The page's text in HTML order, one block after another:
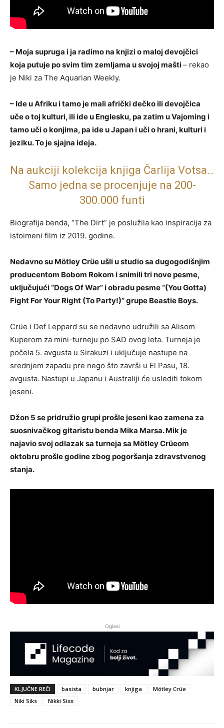
– Moja supruga i ja radimo na knjizi o maloj devojčici
koja putuje po svim tim zemljama u svojoj mašti– rekao
je Niki za The Aquarian Weekly.
– Ide u Afriku i tamo je mali afrički dečko ili devojčica
uče o toj kulturi, ili ide u Englesku, pa zatim u Vajoming i
tamo uči o konjima, pa ide u Japan i uči o hrani, kulturi i
jeziku. To je sjajna ideja.
Na aukciji kolekcija knjiga Čarlija Votsa…
Samo jedna se procenjuje na 200-
300.000 funti
Biografija benda, “The Dirt” je poslužila kao inspiracija za
istoimeni film iz 2019. godine.
Nedavno su Mötley Crüe ušli u studio sa dugogodišnjim
producentom Bobom Rokom i snimili tri nove pesme,
uključujući “Dogs Of War” i obradu pesme “(You Gotta)
Fight For Your Right (To Party!)” grupe Beastie Boys.
Crüe i Def Leppard su se nedavno udružili sa Alisom
Kuperom za mini-turneju po SAD ovog leta. Turneja je
počela 5. avgusta u Sirakuzi i uključuje nastupe na
srednjem zapadu pre nego što završi u El Pasu, 18.
avgusta. Nastupi u Japanu i Australiji će uslediti tokom
jeseni.
Džon 5 se pridružio grupi prošle jeseni kao zamena za
suosnivačkog gitaristu benda Mika Marsa. Mik je
najavio svoj odlazak sa turneja sa Mötley Crüeom
oktobru prošle godine zbog pogoršanja zdravstvenog
stanja.
Oglasi
KLJUČNE REČI basista bubnjar knjiga
Mötley Crüe
Niki Siks
Nikki Sixx